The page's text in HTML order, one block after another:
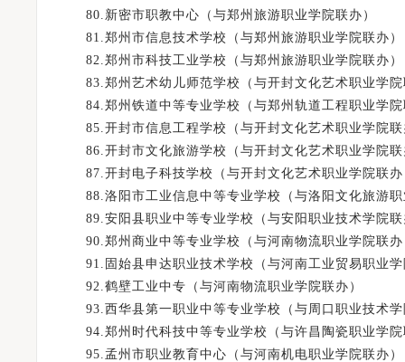
80.新密市职教中心（与郑州旅游职业学院联办）
81.郑州市信息技术学校（与郑州旅游职业学院联办）
82.郑州市科技工业学校（与郑州旅游职业学院联办）
83.郑州艺术幼儿师范学校（与开封文化艺术职业学院
84.郑州铁道中等专业学校（与郑州轨道工程职业学院
85.开封市信息工程学校（与开封文化艺术职业学院联
86.开封市文化旅游学校（与开封文化艺术职业学院联
87.开封电子科技学校（与开封文化艺术职业学院联办
88.洛阳市工业信息中等专业学校（与洛阳文化旅游职
89.安阳县职业中等专业学校（与安阳职业技术学院联
90.郑州商业中等专业学校（与河南物流职业学院联办
91.固始县申达职业技术学校（与河南工业贸易职业学
92.鹤壁工业中专（与河南物流职业学院联办）
93.西华县第一职业中等专业学校（与周口职业技术学
94.郑州时代科技中等专业学校（与许昌陶瓷职业学院
95.孟州市职业教育中心（与河南机电职业学院联办）